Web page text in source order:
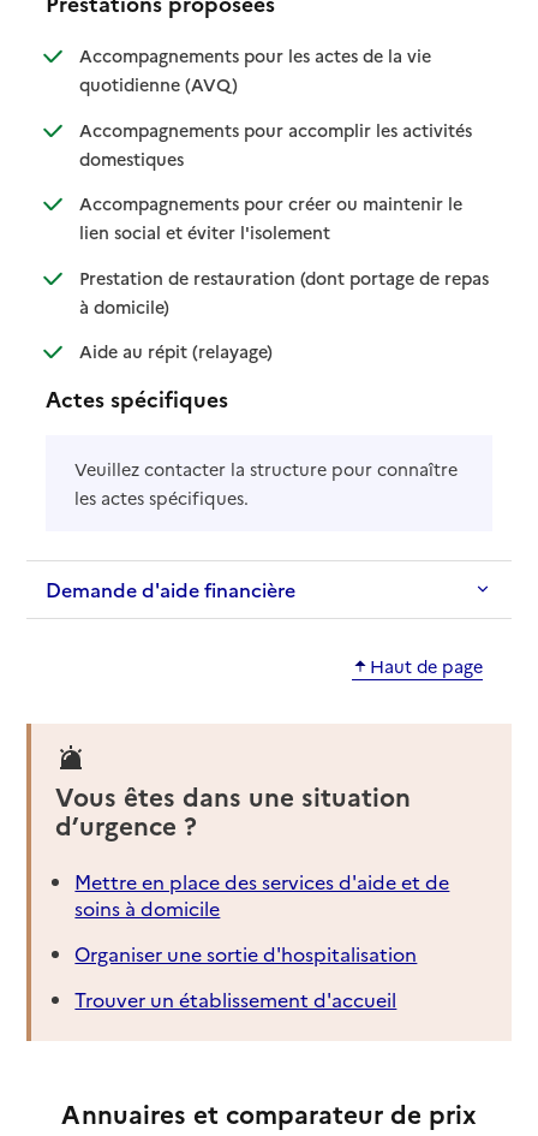
Accompagnements pour les actes de la vie
quotidienne (AVQ): disponible
: non disponible
Accompagnements pour accomplir les activités
domestiques: disponible
: non disponible
Accompagnements pour créer ou maintenir le
lien social et éviter l'isolement: disponible
: non disponible
Prestation de restauration (dont portage de repas
à domicile): disponible
: non disponible
Aide au répit (relayage): disponible
: non disponible
Actes spécifiques
Veuillez contacter la structure pour connaître
les actes spécifiques.
Demande d'aide financière
Haut de page
Vous êtes dans une situation
d’urgence ?
Mettre en place des services d'aide et de
soins à domicile
Organiser une sortie d'hospitalisation
Trouver un établissement d'accueil
Annuaires et comparateur de prix